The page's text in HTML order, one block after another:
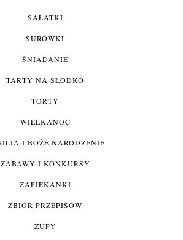
SAŁATKI
SURÓWKI
ŚNIADANIE
TARTY NA SŁODKO
TORTY
WIELKANOC
I BOŻE NARODZENIE
ZABAWY I KONKURSY
ZAPIEKANKI
ZBIÓR PRZEPISÓW
ZUPY